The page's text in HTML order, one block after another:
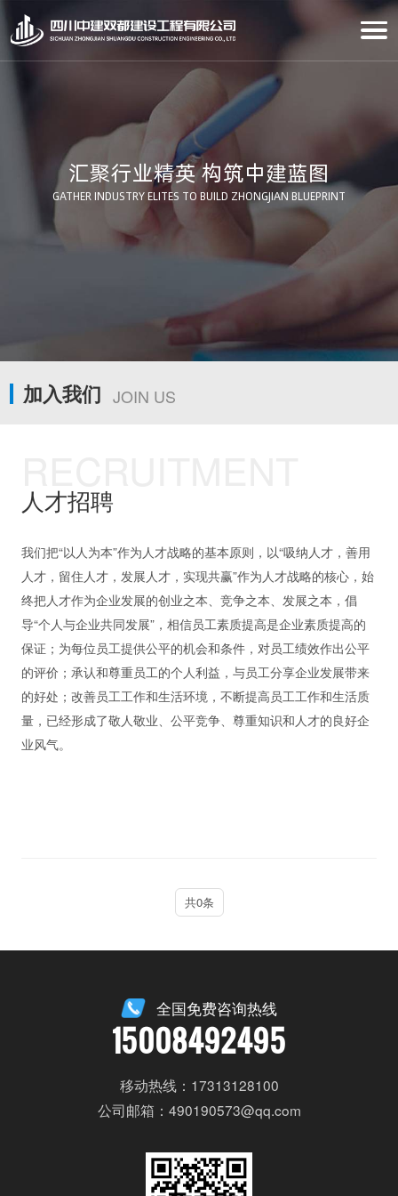
汇聚行业精英 构筑中建蓝图
GATHER INDUSTRY ELITES TO BUILD ZHONGJIAN BLUEPRINT
加入我们 JOIN US
人才招聘
我们把“以人为本”作为人才战略的基本原则，以“吸纳人才，善用
人才，留住人才，发展人才，实现共赢”作为人才战略的核心，始
终把人才作为企业发展的创业之本、竞争之本、发展之本，倡
导“个人与企业共同发展”，相信员工素质提高是企业素质提高的
保证；为每位员工提供公平的机会和条件，对员工绩效作出公平
的评价；承认和尊重员工的个人利益，与员工分享企业发展带来
的好处；改善员工工作和生活环境，不断提高员工工作和生活质
量，已经形成了敬人敬业、公平竞争、尊重知识和人才的良好企
业风气。
共0条
全国免费咨询热线
15008492495
移动热线：17313128100
公司邮箱：490190573@qq.com